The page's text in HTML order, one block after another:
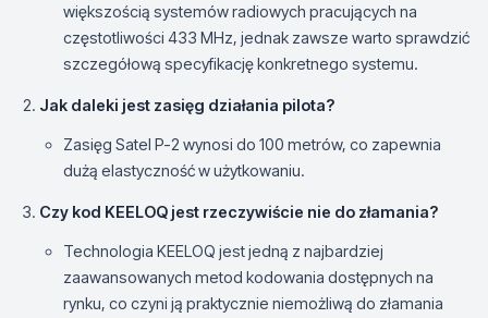
większością systemów radiowych pracujących na
częstotliwości 433 MHz, jednak zawsze warto sprawdzić
szczegółową specyfikację konkretnego systemu.
Jak daleki jest zasięg działania pilota?
Zasięg Satel P-2 wynosi do 100 metrów, co zapewnia
dużą elastyczność w użytkowaniu.
Czy kod KEELOQ jest rzeczywiście nie do złamania?
Technologia KEELOQ jest jedną z najbardziej
zaawansowanych metod kodowania dostępnych na
rynku, co czyni ją praktycznie niemożliwą do złamania